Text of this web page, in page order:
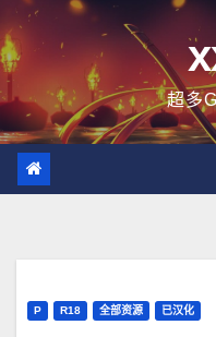
至
内
容
超多
P R18 全部资源 已汉化